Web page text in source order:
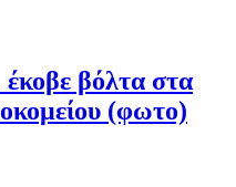
βόλτα στα
(φωτο)